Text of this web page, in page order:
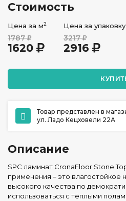
Стоимость
Цена за м2
1787
1620
Цена за упаковку
3217
2916
Товар представлен в
ул. Ладо Кецховели 22А
Описание
SPC ламинат CronaFloor Stone
применения – это влагостойкое
высокого качества по
использоваться с тёплыми